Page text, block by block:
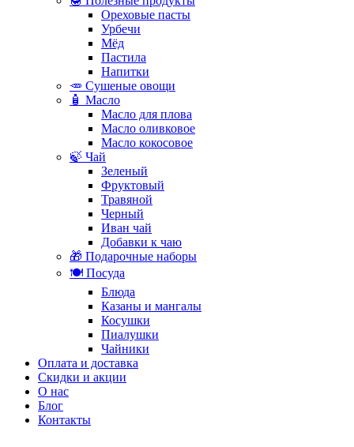
Ореховые пасты
Урбечи
Мёд
Пастила
Напитки
🥕 Сушеные овощи
🧴 Масло
Масло для плова
Масло оливковое
Масло кокосовое
🍃 Чай
Зеленый
Фруктовый
Травяной
Черный
Иван чай
Добавки к чаю
🎁 Подарочные наборы
🍽️ Посуда
Блюда
Казаны и мангалы
Косушки
Пиалушки
Чайники
Оплата и доставка
Скидки и акции
О нас
Блог
Контакты